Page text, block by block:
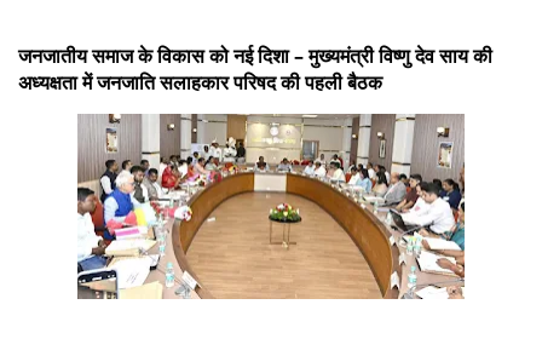
जनजातीय समाज के विकास को नई दिशा – मुख्यमंत्री विष्णु देव साय की
अध्यक्षता में जनजाति सलाहकार परिषद की पहली बैठक